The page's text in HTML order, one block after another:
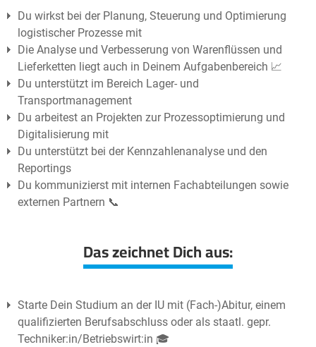
Du wirkst bei der Planung, Steuerung und Optimierung
logistischer Prozesse mit
Die Analyse und Verbesserung von Warenflüssen und
Lieferketten liegt auch in Deinem Aufgabenbereich 📈
Du unterstützt im Bereich Lager- und
Transportmanagement
Du arbeitest an Projekten zur Prozessoptimierung und
Digitalisierung mit
Du unterstützt bei der Kennzahlenanalyse und den
Reportings
Du kommunizierst mit internen Fachabteilungen sowie
externen Partnern 📞
Das zeichnet Dich aus:
Starte Dein Studium an der IU mit (Fach-)Abitur, einem
qualifizierten Berufsabschluss oder als staatl. gepr.
Techniker:in/Betriebswirt:in 🎓